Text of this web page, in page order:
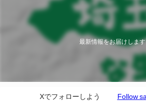
最新情報をお届けします
Xでフォローしよう Follow